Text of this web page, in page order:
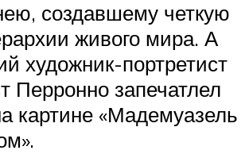
создавшему четкую
живого мира. А
художник-портретист
Перронно запечатлел
картине «Мадемуазель